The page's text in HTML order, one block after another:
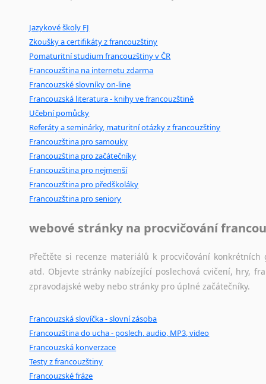
Mix pomůcek, jež
poradny a pravidla pravopisu nebo
Jazykové školy FJ
Zkoušky a certifikáty z francouzštiny
Pomaturitní studium francouzštiny v ČR
Francouzština na internetu zdarma
Francouzské slovníky on-line
Francouzská literatura - knihy ve francouzštině
Učební pomůcky
Referáty a seminárky, maturitní otázky z francouzštiny
Francouzština pro samouky
Francouzština pro začátečníky
Francouzština pro nejmenší
Francouzština pro předškoláky
Francouzština pro seniory
webové stránky na procvičování
Přečtěte si recenze materiálů k procvičování
atd. Objevte stránky nabízející poslechová cvičení, hry,
zpravodajské weby nebo stránky pro úplné začátečníky.
Francouzská slovíčka - slovní zásoba
Francouzština do ucha - poslech, audio, MP3, video
Francouzská konverzace
Testy z francouzštiny
Francouzské fráze